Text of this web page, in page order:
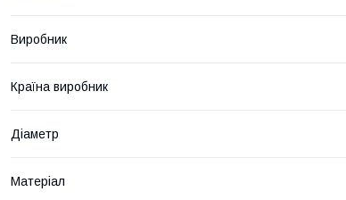
Виробник
Країна виробник
Діаметр
Матеріал